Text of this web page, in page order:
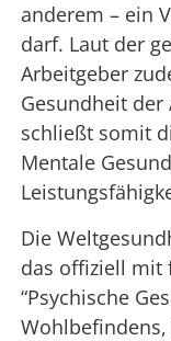
anderem – ein
darf. Laut der
Arbeitgeber
Gesundheit der
schließt somit
Mentale
Die
das offiziell mit
“Psychische